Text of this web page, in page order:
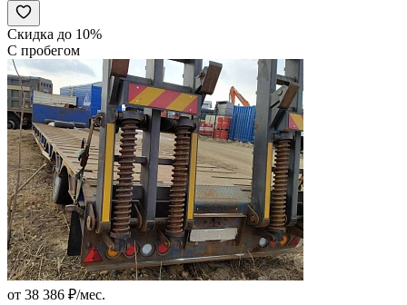
Скидка до 10%
С пробегом
от 38 386 ₽/мес.